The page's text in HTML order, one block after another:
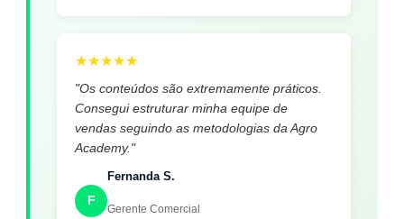
★★★★★
"Os conteúdos são extremamente práticos.
Consegui estruturar minha equipe de
vendas seguindo as metodologias da Agro
Academy."
F
Fernanda S.
Gerente Comercial